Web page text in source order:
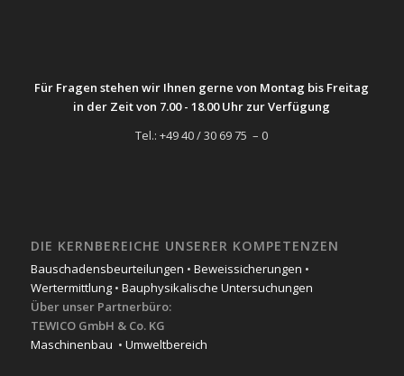
Für Fragen stehen wir Ihnen gerne von Montag bis Freitag
in der Zeit von 7.00 - 18.00 Uhr zur Verfügung
Tel.: +49 40 / 30 69 75 – 0
DIE KERNBEREICHE UNSERER KOMPETENZEN
Bauschadensbeurteilungen • Beweissicherungen •
Wertermittlung• Bauphysikalische Untersuchungen
Über unser Partnerbüro:
TEWICO GmbH & Co. KG
Maschinenbau • Umweltbereich